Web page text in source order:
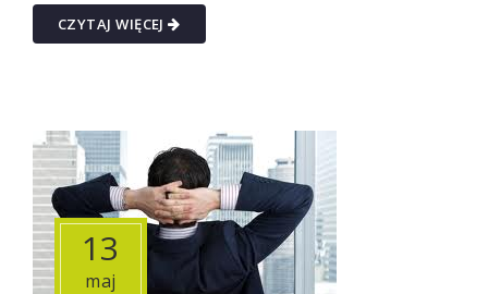
CZYTAJ WIĘCEJ
13
maj